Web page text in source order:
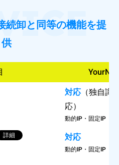
続卸と同等の機能を提
供
詳細
対応 （独自識
応）
動的IP・固定IP（
対応
動的IP・固定IP（